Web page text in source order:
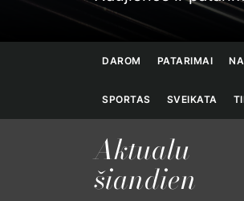
DAROM PATARIMAI
SPORTAS SVEIKATA
Aktualu
šiandien
Vilnius keičiasi: 10
bendruomenių iniciatyvų,
kurios pagerino